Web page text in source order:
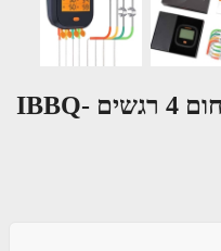
Wifi Thermometer מד חום 4 רגשים IBBQ-